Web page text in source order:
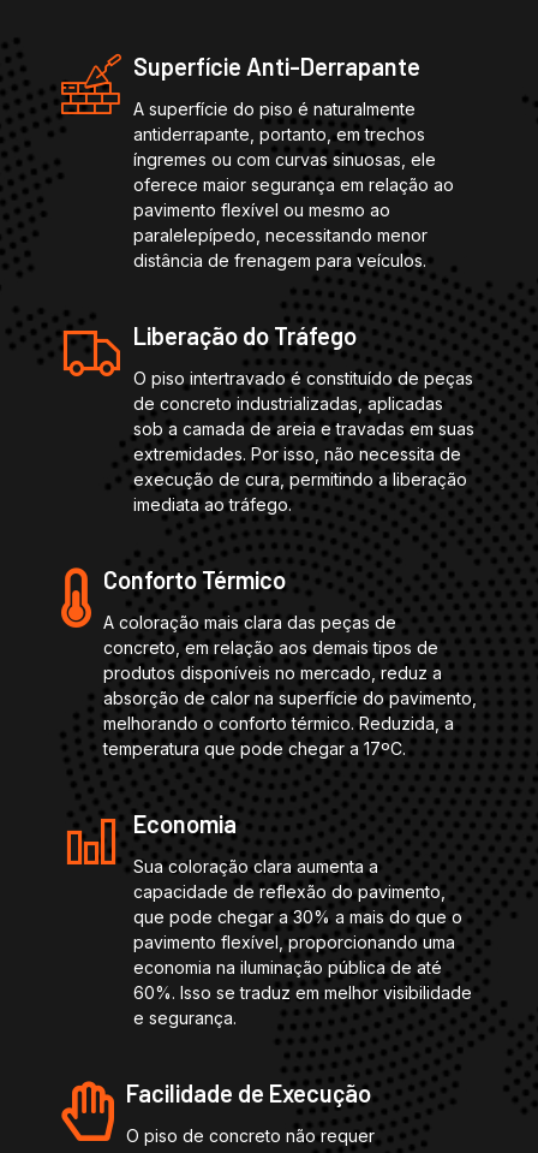
Superfície Anti-Derrapante
A superfície do piso é naturalmente
antiderrapante, portanto, em trechos
íngremes ou com curvas sinuosas, ele
oferece maior segurança em relação ao
pavimento flexível ou mesmo ao
paralelepípedo, necessitando menor
distância de frenagem para veículos.
Liberação do Tráfego
O piso intertravado é constituído de peças
de concreto industrializadas, aplicadas
sob a camada de areia e travadas em suas
extremidades. Por isso, não necessita de
execução de cura, permitindo a liberação
imediata ao tráfego.
Conforto Térmico
A coloração mais clara das peças de
concreto, em relação aos demais tipos de
produtos disponíveis no mercado, reduz a
absorção de calor na superfície do pavimento,
melhorando o conforto térmico. Reduzida, a
temperatura que pode chegar a 17ºC.
Economia
Sua coloração clara aumenta a
capacidade de reflexão do pavimento,
que pode chegar a 30% a mais do que o
pavimento flexível, proporcionando uma
economia na iluminação pública de até
60%. Isso se traduz em melhor visibilidade
e segurança.
Facilidade de Execução
O piso de concreto não requer